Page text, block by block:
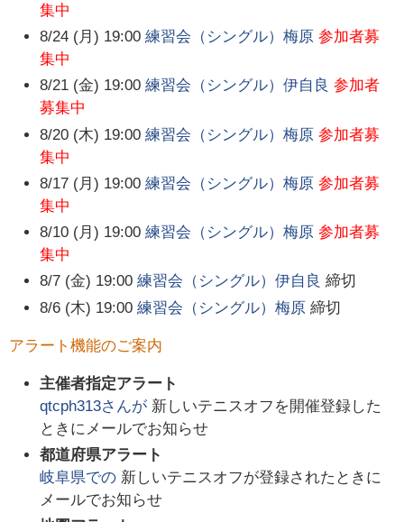
集中
8/24 (月) 19:00 練習会（シングル）梅原 参加者募
集中
8/21 (金) 19:00 練習会（シングル）伊自良 参加者
募集中
8/20 (木) 19:00 練習会（シングル）梅原 参加者募
集中
8/17 (月) 19:00 練習会（シングル）梅原 参加者募
集中
8/10 (月) 19:00 練習会（シングル）梅原 参加者募
集中
8/7 (金) 19:00 練習会（シングル）伊自良 締切
8/6 (木) 19:00 練習会（シングル）梅原 締切
アラート機能のご案内
主催者指定アラート
qtcph313さんが 新しいテニスオフを開催登録した
ときにメールでお知らせ
都道府県アラート
岐阜県での 新しいテニスオフが登録されたときに
メールでお知らせ